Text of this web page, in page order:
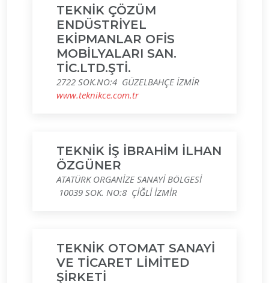
TEKNİK ÇÖZÜM
ENDÜSTRİYEL
EKİPMANLAR OFİS
MOBİLYALARI SAN.
TİC.LTD.ŞTİ.
2722 SOK.NO:4 GÜZELBAHÇE İZMİR
www.teknikce.com.tr
TEKNİK İŞ İBRAHİM İLHAN
ÖZGÜNER
ATATÜRK ORGANİZE SANAYİ BÖLGESİ
10039 SOK. NO:8 ÇİĞLİ İZMİR
TEKNİK OTOMAT SANAYİ
VE TİCARET LİMİTED
ŞİRKETİ